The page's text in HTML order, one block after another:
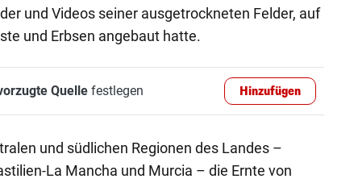
und Videos seiner ausgetrockneten Felder, auf
und Erbsen angebaut hatte.
Quellefestlegen Hinzufügen
und südlichen Regionen des Landes –
La Mancha und Murcia – die Ernte von